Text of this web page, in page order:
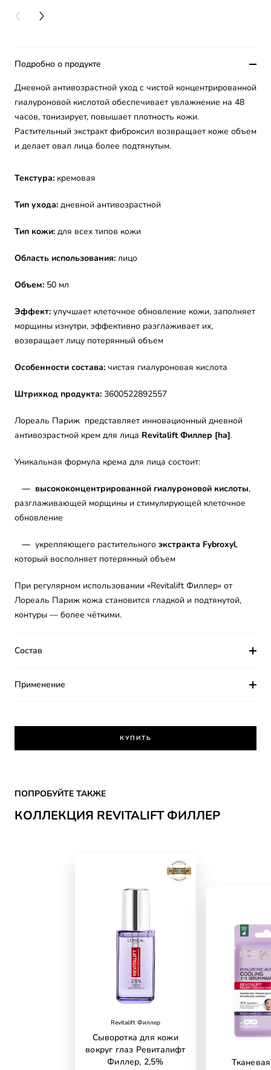
PREVIOUS CARD
NEXT CARD
Подробно о продукте
Дневной антивозрастной уход с чистой концентрированной
гиалуроновой кислотой обеспечивает увлажнение на 48
часов, тонизирует, повышает плотность кожи.
Растительный экстракт фиброксил возвращает коже объем
и делает овал лица более подтянутым.
Текстура: кремовая
Тип ухода: дневной антивозрастной
Тип кожи: для всех типов кожи
Область использования: лицо
Объем: 50 мл
Эффект: улучшает клеточное обновление кожи, заполняет
морщины изнутри, эффективно разглаживает их,
возвращает лицу потерянный объем
Особенности состава: чистая гиалуроновая кислота
Штрихкод продукта: 3600522892557
Лореаль Париж представляет инновационный дневной
антивозрастной крем для лица Revitalift Филлер [ha].
Уникальная формула крема для лица состоит:
— высококонцентрированной гиалуроновой кислоты,
разглаживающей морщины и стимулирующей клеточное
обновление
— укрепляющего растительного экстракта Fybroxyl,
который восполняет потерянный объем
При регулярном использовании «Revitalift Филлер» от
Лореаль Париж кожа становится гладкой и подтянутой,
контуры — более чёткими.
Состав
Применение
КУПИТЬ
КОЛЛЕКЦИЯ REVITALIFT ФИЛЛЕР
ПОПРОБУЙТЕ ТАКЖЕ
Revitalift Филлер
Сыворотка для кожи
вокруг глаз Ревиталифт
Филлер, 2,5%